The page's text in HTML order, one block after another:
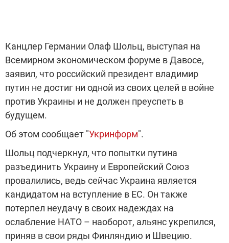
Канцлер Германии Олаф Шольц, выступая на
Всемирном экономическом форуме в Давосе,
заявил, что российский президент владимир
путин не достиг ни одной из своих целей в войне
против Украины и не должен преуспеть в
будущем.
Об этом сообщает "Укринформ".
Шольц подчеркнул, что попытки путина
разъединить Украину и Европейский Союз
провалились, ведь сейчас Украина является
кандидатом на вступление в ЕС. Он также
потерпел неудачу в своих надеждах на
ослабление НАТО – наоборот, альянс укрепился,
приняв в свои ряды Финляндию и Швецию.